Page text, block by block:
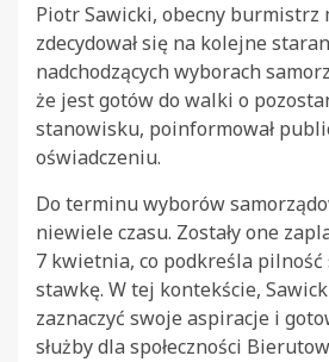
Piotr Sawicki, obecny burmistrz
zdecydował się na kolejne
nadchodzących wyborach
że jest gotów do walki o
stanowisku, poinformował
oświadczeniu.
Do terminu wyborów
niewiele czasu. Zostały one
7 kwietnia, co podkreśla
stawkę. W tej kontekście,
zaznaczyć swoje aspiracje i
służby dla społeczności